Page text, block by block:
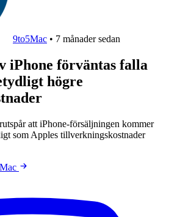
9to5Mac • 7 månader sedan
iPhone förväntas falla
högre
att iPhone-försäljningen kommer
som Apples tillverkningskostnader